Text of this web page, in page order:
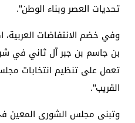
تحديات العصر وبناء الوطن".
وفي خضم الانتفاضات العربية،
بن جاسم بن جبر آل ثاني في
تعمل على تنظيم انتخابات
القريب".